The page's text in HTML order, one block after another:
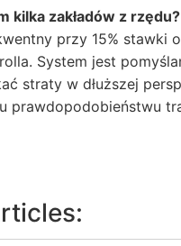
kilka zakładów z rzędu?
przy 15% stawki
System jest
straty w dłuższej
prawdopodobieństwu